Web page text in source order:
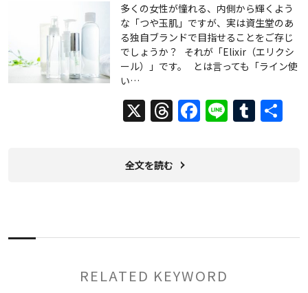
多くの女性が憧れる、内側から輝くよう
な「つや玉肌」ですが、実は資生堂のあ
る独自ブランドで目指せることをご存じ
でしょうか？ それが「Elixir（エリクシ
ール）」です。 とは言っても「ライン使
い…
X Threads
Facebook
Line
全文を読む
RELATED KEYWORD